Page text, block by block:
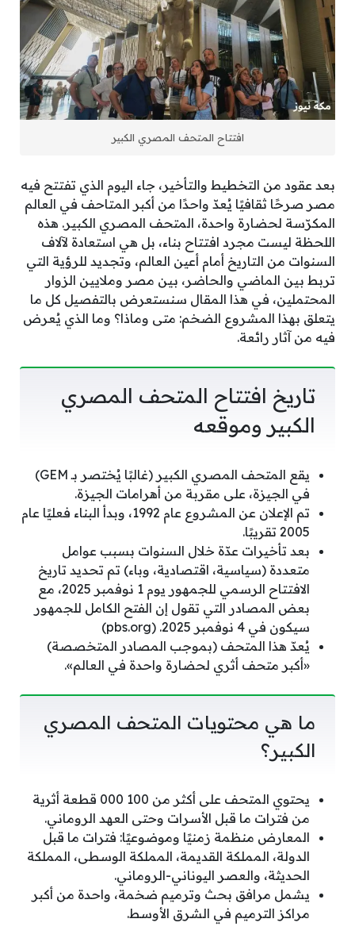
افتتاح المتحف المصري الكبير
بعد عقود من التخطيط والتأخير، جاء اليوم الذي تفتتح فيه
مصر صرحًا ثقافيًا يُعدّ واحدًا من أكبر المتاحف في العالم
المكرّسة لحضارة واحدة، المتحف المصري الكبير. هذه
اللحظة ليست مجرد افتتاح بناء، بل هي استعادة لآلاف
السنوات من التاريخ أمام أعين العالم، وتجديد للرؤية التي
تربط بين الماضي والحاضر، بين مصر وملايين الزوار
المحتملين، في هذا المقال سنستعرض بالتفصيل كل ما
يتعلق بهذا المشروع الضخم: متى وماذا؟ وما الذي يُعرض
فيه من آثار رائعة.
تاريخ افتتاح المتحف المصري
الكبير وموقعه
يقع المتحف المصري الكبير (غالبًا يُختصر بـ GEM)
في الجيزة، على مقربة من أهرامات الجيزة.
تم الإعلان عن المشروع عام 1992، وبدأ البناء فعليًا عام
2005 تقريبًا.
بعد تأخيرات عدّة خلال السنوات بسبب عوامل
متعددة (سياسية، اقتصادية، وباء) تم تحديد تاريخ
الافتتاح الرسمي للجمهور يوم 1 نوفمبر 2025، مع
بعض المصادر التي تقول إن الفتح الكامل للجمهور
سيكون في 4 نوفمبر 2025. (pbs.org)
يُعدّ هذا المتحف (بموجب المصادر المتخصصة)
«أكبر متحف أثري لحضارة واحدة في العالم».
ما هي محتويات المتحف المصري
الكبير؟
يحتوي المتحف على أكثر من 100 000 قطعة أثرية
من فترات ما قبل الأسرات وحتى العهد الروماني.
المعارض منظمة زمنيًا وموضوعيًا: فترات ما قبل
الدولة، المملكة القديمة، المملكة الوسطى، المملكة
الحديثة، والعصر اليوناني-الروماني.
يشمل مرافق بحث وترميم ضخمة، واحدة من أكبر
مراكز الترميم في الشرق الأوسط.